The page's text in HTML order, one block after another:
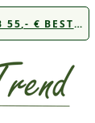
VERSANDKOSTENFREI AB 55,- € BESTELLWERT